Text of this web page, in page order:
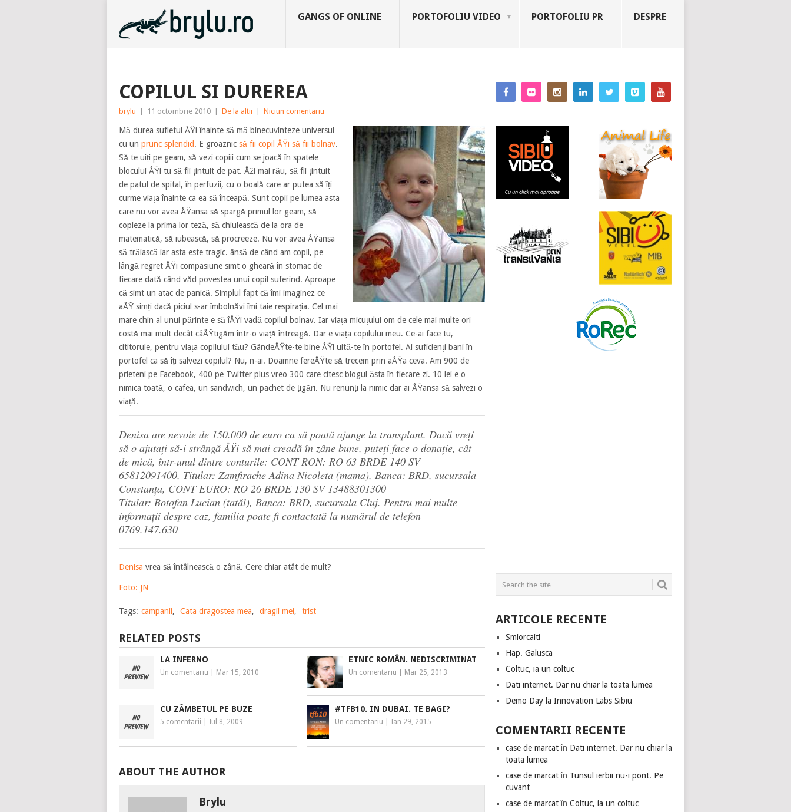
GANGS OF ONLINE PORTOFOLIU VIDEO PORTOFOLIU PR DESPRE
COPILUL SI DUREREA
brylu 11 octombrie 2010 De la altii Niciun comentariu
Mă durea sufletul ÅŸi înainte să mă binecuvinteze universul
cu un prunc splendid. E groaznic să fii copil ÅŸi să fii bolnav.
Să te uiți pe geam, să vezi copiii cum se joacă în spatele
blocului ÅŸi tu să fii țintuit de pat. Åži mai rău, să fii țintuit
de patul de spital, în perfuzii, cu o boală care ar putea să îți
curme viața înainte ca ea să înceapă. Sunt copii pe lumea asta
care nu vor avea ÅŸansa să spargă primul lor geam, să
copieze la prima lor teză, să chiulească de la ora de
matematică, să iubească, să procreeze. Nu vor avea ÅŸansa
să trăiască iar asta este tragic. ânsă de când am copil, pe
lângă regret ÅŸi compasiune simt o gheară în stomac de
fiecare dată când văd povestea unui copil suferind. Aproape
că simt un atac de panică. Simplul fapt că îmi imaginez ce
aÅŸ simți dacă piciul s-ar îmbolnăvi îmi taie respirația. Cel mai
mare chin al unui părinte e să îÅŸi vadă copilul bolnav. Iar viața micuțului om de cele mai multe ori
costă mai mult decât câÅŸtigăm într-o viață întreagă. Dar e viața copilului meu. Ce-ai face tu,
cititorule, pentru viața copilului tău? GândeÅŸte-te bine ÅŸi uită-te în portofel. Ai suficienți bani în
portofel ca să îți salvezi copilul? Nu, n-ai. Doamne fereÅŸte să trecem prin aÅŸa ceva. Am 900 de
prieteni pe Facebook, 400 pe Twitter plus vreo 300 care citesc blogul ăsta în fiecare zi. 10 lei e o
nimica toată, o cafea, un sandwich, un pachet de țigări. Nu renunți la nimic dar ai ÅŸansa să salvezi o
viață.
Denisa are nevoie de 150.000 de euro ca să poată ajunge la transplant. Dacă vreți
să o ajutați să-i strângă ÅŸi să mai creadă în zâne bune, puteți face o donație, cât
de mică, într-unul dintre conturile: CONT RON: RO 63 BRDE 140 SV
65812091400, Titular: Zamfirache Adina Nicoleta (mama), Banca: BRD, sucursala
Constanța, CONT EURO: RO 26 BRDE 130 SV 13488301300
Titular: Botofan Lucian (tatăl), Banca: BRD, sucursala Cluj. Pentru mai multe
informații despre caz, familia poate fi contactată la numărul de telefon
0769.147.630
Denisa vrea să întâlnească o zână. Cere chiar atât de mult?
Foto: JN
Tags: campanii, Cata dragostea mea, dragii mei, trist
RELATED POSTS
LA INFERNO
Un comentariu Mar 15, 2010
ETNIC ROMÂN. NEDISCRIMINAT
Un comentariu Mar 25, 2013
CU ZÂMBETUL PE BUZE
5 comentarii Iul 8, 2009
#TFB10. IN DUBAI. TE BAGI?
Un comentariu Ian 29, 2015
ABOUT THE AUTHOR
Brylu
ARTICOLE RECENTE
Smiorcaiti
Hap. Galusca
Coltuc, ia un coltuc
Dati internet. Dar nu chiar la toata lumea
Demo Day la Innovation Labs Sibiu
COMENTARII RECENTE
case de marcatîn Dati internet. Dar nu chiar la
toata lumea
case de marcatîn Tunsul ierbii nu-i pont. Pe
cuvant
case de marcatîn Coltuc, ia un coltuc